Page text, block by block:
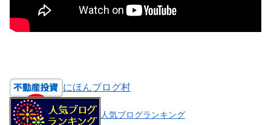
にほんブログ村
人気ブログランキング